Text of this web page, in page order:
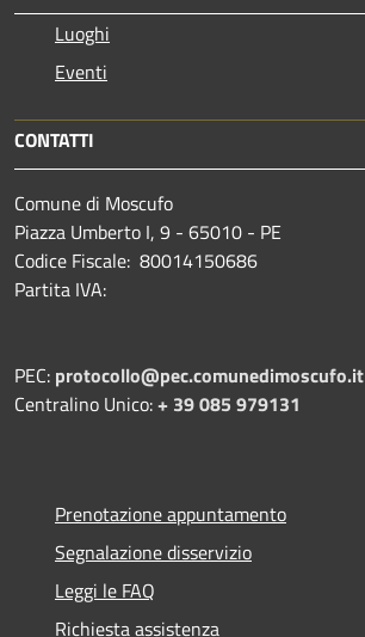
Luoghi
Eventi
CONTATTI
Comune di Moscufo
Piazza Umberto I, 9 - 65010 - PE
Codice Fiscale: 80014150686
Partita IVA:
PEC: protocollo@pec.comunedimoscufo.it
Centralino Unico:+ 39 085 979131
Prenotazione appuntamento
Segnalazione disservizio
Leggi le FAQ
Richiesta assistenza